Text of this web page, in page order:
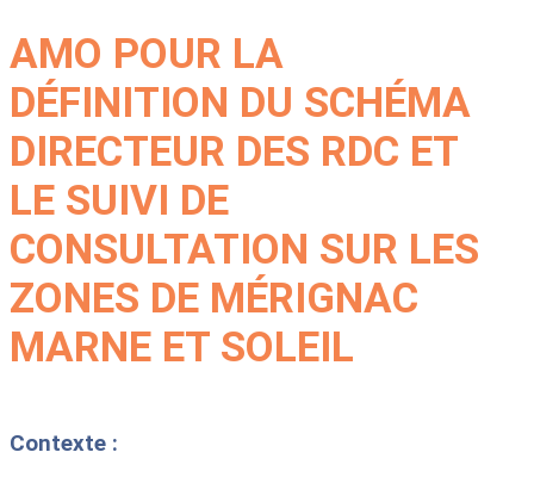
AMO POUR LA
DÉFINITION DU SCHÉMA
DIRECTEUR DES RDC ET
LE SUIVI DE
CONSULTATION SUR LES
ZONES DE MÉRIGNAC
MARNE ET SOLEIL
Contexte :